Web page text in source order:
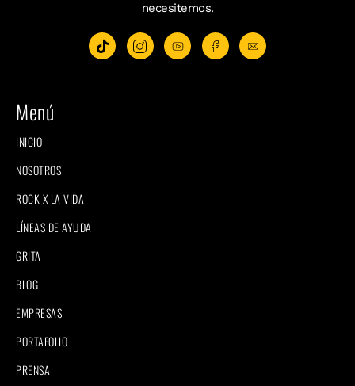
necesitemos.
Menú
INICIO
NOSOTROS
ROCK X LA VIDA
LÍNEAS DE AYUDA
GRITA
BLOG
EMPRESAS
PORTAFOLIO
PRENSA